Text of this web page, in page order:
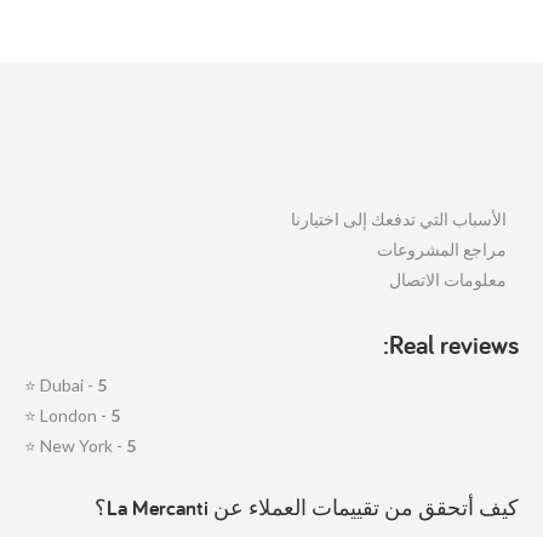
الأسباب التي تدفعك إلى اختيارنا
مراجع المشروعات
معلومات الاتصال
Real reviews:
Dubai - 5
⭐
London - 5
⭐
New York - 5
⭐
كيف أتحقق من تقييمات العملاء عن La Mercanti؟